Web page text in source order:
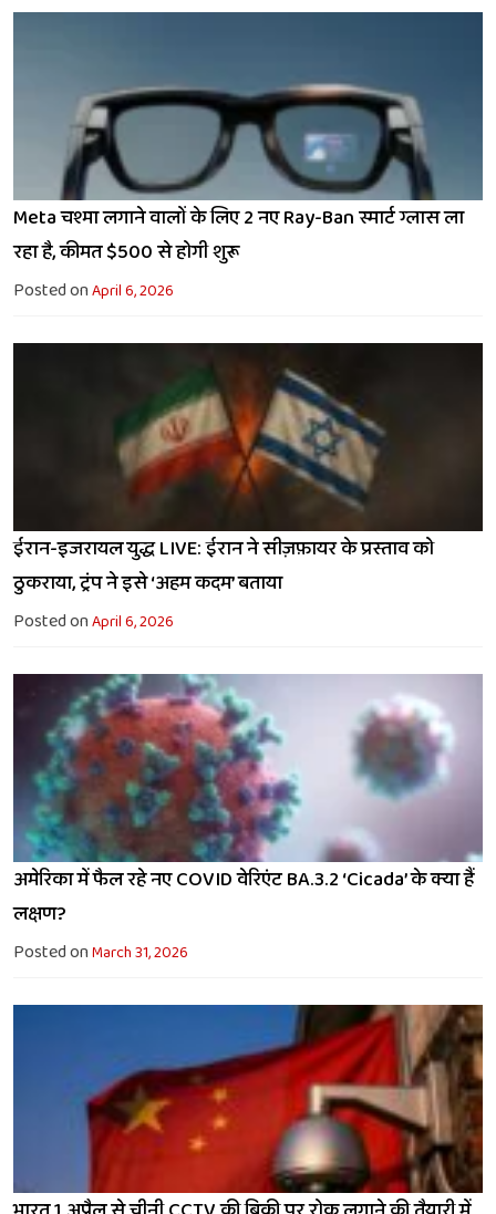
Meta चश्मा लगाने वालों के लिए 2 नए Ray-Ban स्मार्ट ग्लास ला
रहा है, कीमत $500 से होगी शुरू
Posted onApril 6, 2026
ईरान-इजरायल युद्ध LIVE: ईरान ने सीज़फ़ायर के प्रस्ताव को
ठुकराया, ट्रंप ने इसे ‘अहम कदम’ बताया
Posted onApril 6, 2026
अमेरिका में फैल रहे नए COVID वेरिएंट BA.3.2 ‘Cicada’ के क्या हैं
लक्षण?
Posted onMarch 31, 2026